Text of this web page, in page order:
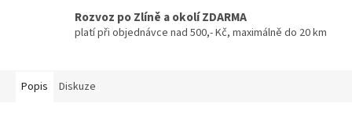
Rozvoz po Zlíně a okolí ZDARMA
platí při objednávce nad 500,- Kč, maximálně do 20 km
Popis Diskuze